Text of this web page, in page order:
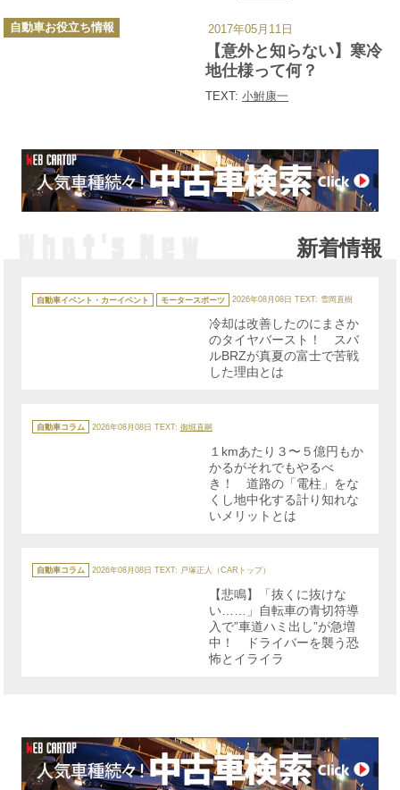
【意外と知らない】寒冷
地仕様って何？
TEXT: 小鮒康一
カ
テ
自動車お役立ち情報 2017年05月11日
新着情報
テ
ゴ
自動車イベント・カーイベント モータースポーツ 2026年08月08日 TEXT: 雪岡直樹
冷却は改善したのにまさか
のタイヤバースト！ スバ
ルBRZが真夏の富士で苦戦
した理由とは
テ
ゴ
自動車コラム 2026年08月08日 TEXT: 御堀直嗣
１kmあたり３〜５億円もか
かるがそれでもやるべ
き！ 道路の「電柱」をな
くし地中化する計り知れな
いメリットとは
テ
ゴ
自動車コラム 2026年08月08日 TEXT: 戸塚正人（CARトップ）
【悲鳴】「抜くに抜けな
い……」自転車の青切符導
入で”車道ハミ出し”が急増
中！ ドライバーを襲う恐
怖とイライラ